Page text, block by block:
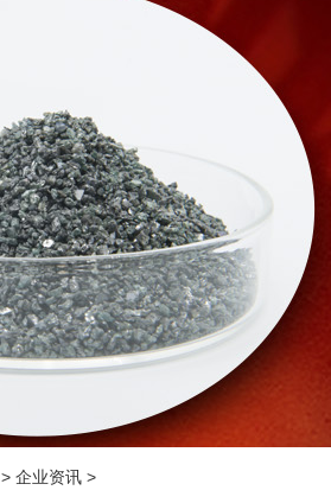
> 企业资讯 >